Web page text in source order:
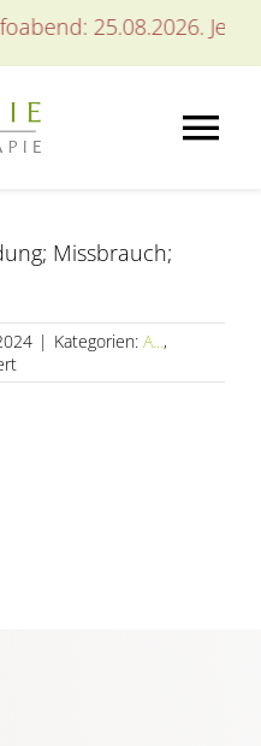
25.08.2026. Jetzt
Missbrauch;
| Kategorien: A...,
für
Abusus